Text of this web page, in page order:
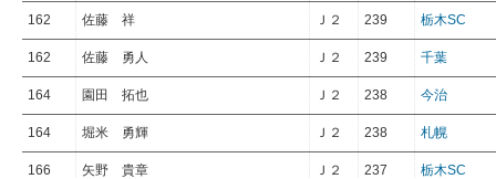
162 佐藤 祥 Ｊ２ 239 栃木SC
162 佐藤 勇人 Ｊ２ 239 千葉
164 園田 拓也 Ｊ２ 238 今治
164 堀米 勇輝 Ｊ２ 238 札幌
166 矢野 貴章 Ｊ２ 237 栃木SC